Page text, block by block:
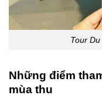
Tour
Những điểm
mùa thu